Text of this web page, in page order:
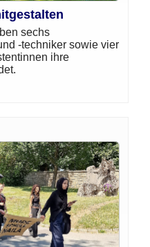
sechs
-techniker sowie vier
ihre